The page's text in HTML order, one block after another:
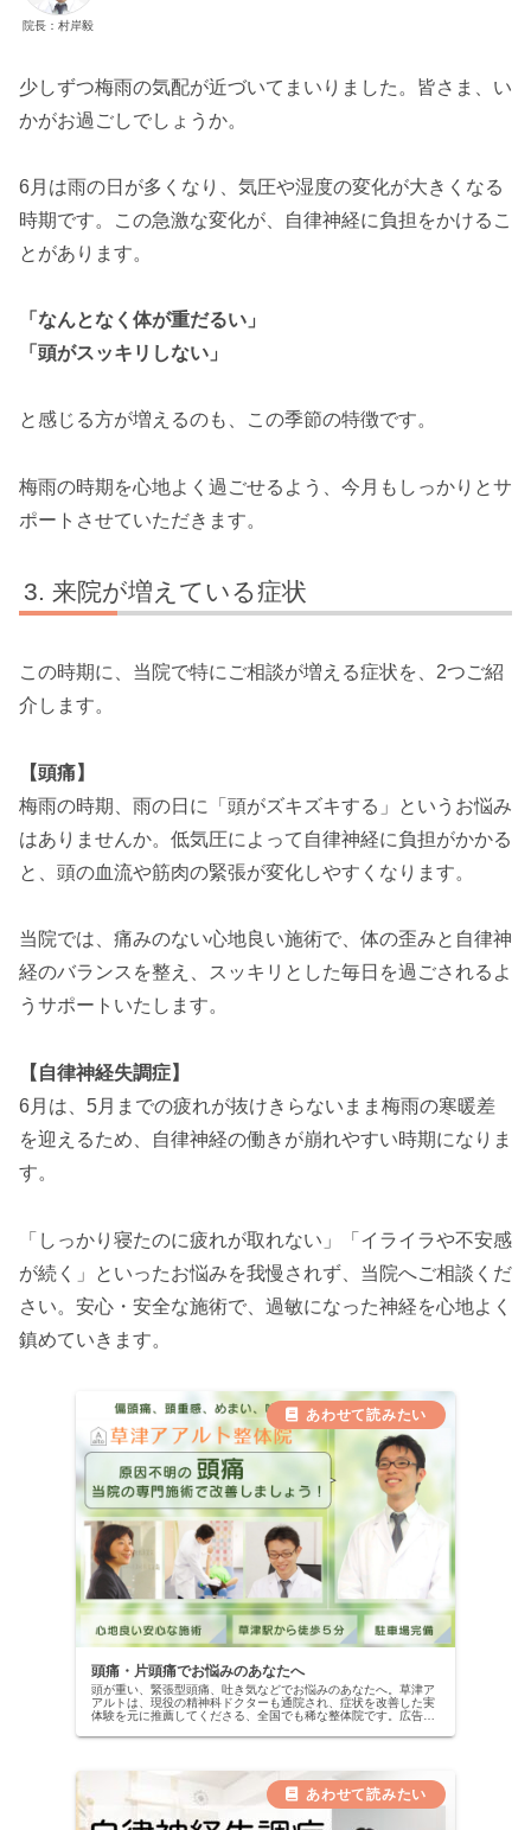
院長：村岸毅
少しずつ梅雨の気配が近づいてまいりました。皆さま、い
かがお過ごしでしょうか。
6月は雨の日が多くなり、気圧や湿度の変化が大きくなる
時期です。この急激な変化が、自律神経に負担をかけるこ
とがあります。
「なんとなく体が重だるい」
「頭がスッキリしない」
と感じる方が増えるのも、この季節の特徴です。
梅雨の時期を心地よく過ごせるよう、今月もしっかりとサ
ポートさせていただきます。
来院が増えている症状
この時期に、当院で特にご相談が増える症状を、2つご紹
介します。
【頭痛】
梅雨の時期、雨の日に「頭がズキズキする」というお悩み
はありませんか。低気圧によって自律神経に負担がかかる
と、頭の血流や筋肉の緊張が変化しやすくなります。
当院では、痛みのない心地良い施術で、体の歪みと自律神
経のバランスを整え、スッキリとした毎日を過ごされるよ
うサポートいたします。
【自律神経失調症】
6月は、5月までの疲れが抜けきらないまま梅雨の寒暖差
を迎えるため、自律神経の働きが崩れやすい時期になりま
す。
「しっかり寝たのに疲れが取れない」「イライラや不安感
が続く」といったお悩みを我慢されず、当院へご相談くだ
さい。安心・安全な施術で、過敏になった神経を心地よく
鎮めていきます。
頭痛・片頭痛でお悩みのあなたへ
頭が重い、緊張型頭痛、吐き気などでお悩みのあなたへ。草津ア
アルトは、現役の精神科ドクターも通院され、症状を改善した実
体験を元に推薦してくださる、全国でも稀な整体院です。広告用
取り戻しませんか？